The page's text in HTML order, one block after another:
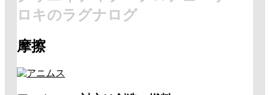
ロキのラグナログ
摩擦